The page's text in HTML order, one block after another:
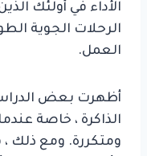
الأداء في أولئك
الرحلات الجوية
العمل.
أظهرت بعض
الذاكرة ، خاصة
ومتكررة. ومع ذلك